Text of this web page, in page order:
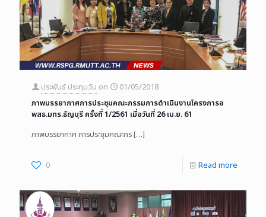
ประพันธ์ ประทุมวัน on
01/05/2018
ภาพบรรยากาศการประชุมคณะกรรมการดำเนินงานโครงการอ
พสธ.มทร.ธัญบุรี ครั้งที่ 1/2561 เมื่อวันที่ 26 เม.ย. 61
ภาพบรรยากาศ การประชุมคณะกร[…]
0 Read more